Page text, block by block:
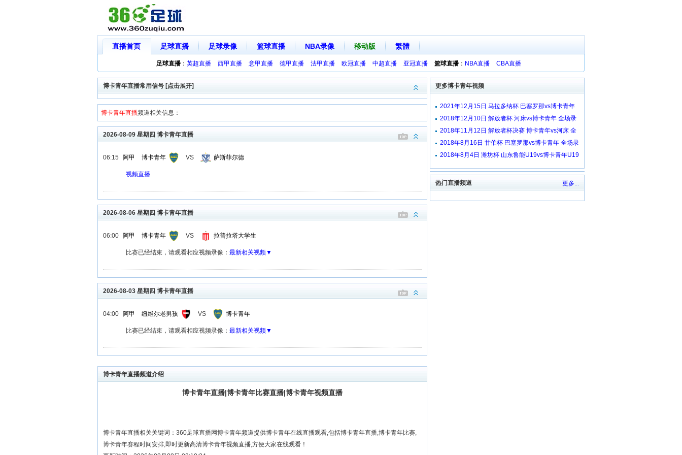
直播首页 足球直播 足球录像 篮球直播 NBA录像 移动版 繁體
足球直播： 英超直播 西甲直播 意甲直播 德甲直播 法甲直播 欧冠直播 中超直播 亚冠直播 篮球直播： NBA直播 CBA直播
博卡青年直播常用信号 [点击展开]
博卡青年直播频道相关信息：
2026-08-09 星期四 博卡青年直播
06:15 阿甲 博卡青年 VS 萨斯菲尔德
视频直播
2026-08-06 星期四 博卡青年直播
06:00 阿甲 博卡青年 VS 拉普拉塔大学生
比赛已经结束，请观看相应视频录像： 最新相关视频▼
2026-08-03 星期四 博卡青年直播
04:00 阿甲 纽维尔老男孩 VS 博卡青年
比赛已经结束，请观看相应视频录像： 最新相关视频▼
博卡青年直播频道介绍
博卡青年直播|博卡青年比赛直播|博卡青年视频直播
博卡青年直播相关关键词：360足球直播网博卡青年频道提供博卡青年在线直播观看,包括博卡青年直播,博卡青年比赛,
博卡青年赛程时间安排,即时更新高清博卡青年视频直播,方便大家在线观看！
更多博卡青年视频
2021年12月15日 马拉多纳杯 巴塞罗那vs博卡青年
全场录像回放
2018年12月10日 解放者杯 河床vs博卡青年 全场录
像回放
2018年11月12日 解放者杯决赛 博卡青年vs河床 全
场录像回放
2018年8月16日 甘伯杯 巴塞罗那vs博卡青年 全场录
像回放
2018年8月4日 潍坊杯 山东鲁能U19vs博卡青年U19
更多...
热门直播频道